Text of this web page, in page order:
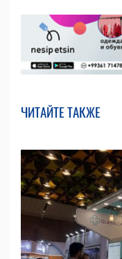
ЧИТАЙТЕ ТАКЖЕ